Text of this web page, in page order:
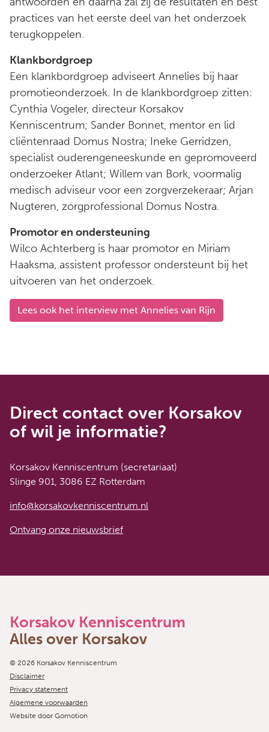
practices van het eerste deel van het onderzoek
terugkoppelen.
Klankbordgroep
Een klankbordgroep adviseert Annelies bij haar
promotieonderzoek. In de klankbordgroep zitten:
Cynthia Vogeler, directeur Korsakov
Kenniscentrum; Sander Bonnet, mentor en lid
cliëntenraad Domus Nostra; Ineke Gerridzen,
specialist ouderengeneeskunde en gepromoveerd
onderzoeker Atlant; Willem van Bork, voormalig
medisch adviseur voor een zorgverzekeraar; Arjan
Nugteren, zorgprofessional Domus Nostra.
Promotor en ondersteuning
Wilco Achterberg is haar promotor en Miriam
Haaksma, assistent professor ondersteunt bij het
uitvoeren van het onderzoek.
Lees ook het interview met Annelies van Rijn
Direct contact over Korsakov
of wil je informatie?
Korsakov Kenniscentrum (secretariaat)
Slinge 901, 3086 EZ Rotterdam
info@korsakovkenniscentrum.nl
Ontvang onze nieuwsbrief
Korsakov Kenniscentrum
Alles over Korsakov
Copyright navigation
© 2026 Korsakov Kenniscentrum
Disclaimer
Privacy statement
Algemene voorwaarden
Website door Gomotion